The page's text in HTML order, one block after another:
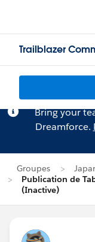
Trailblazer
Bring your
Dreamforce.
Groupes
Publication de
(Inactive)